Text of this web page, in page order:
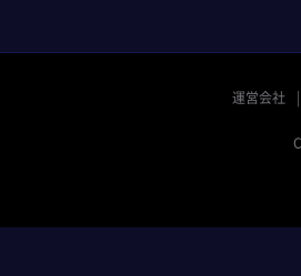
運営会社